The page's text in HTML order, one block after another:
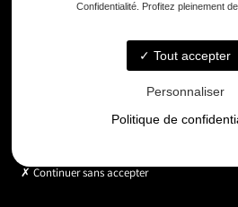
Email
contact@gd-
Horaires
Confidentialité. Profitez pleinement
Tout accepter
Personnaliser
Politique de
Continuer sans accepter